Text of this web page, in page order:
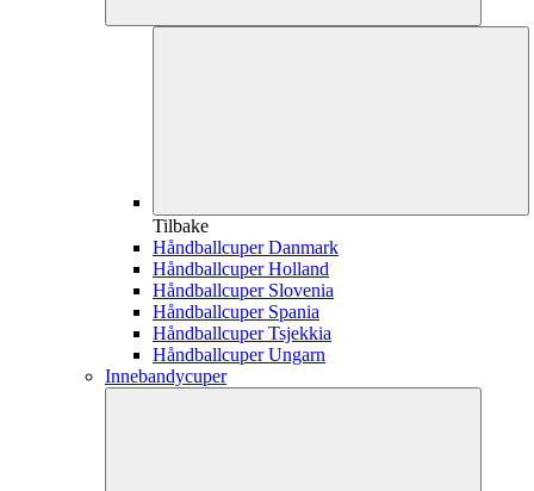
Tilbake
Håndballcuper Danmark
Håndballcuper Holland
Håndballcuper Slovenia
Håndballcuper Spania
Håndballcuper Tsjekkia
Håndballcuper Ungarn
Innebandycuper